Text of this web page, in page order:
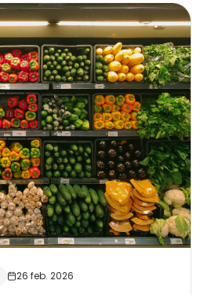
26 feb. 2026